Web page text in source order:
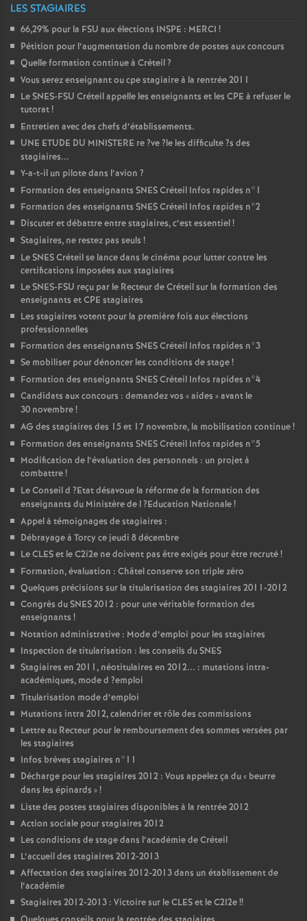
LES STAGIAIRES
66,29% pour la FSU aux élections INSPE : MERCI !
Pétition pour l’augmentation du nombre de postes aux concours
Quelle formation continue à Créteil?
Vous serez enseignant ou cpe stagiaire à la rentrée 2011
LeSNES-FSU Créteil appelle les enseignants et les CPE à refuser le
tutorat!
Entretien avec des chefs d’établissements.
UNE ETUDE DU MINISTERE re?ve?le les difficulte?s des
stagiaires...
Y-a-t-il un pilote dans l’avion ?
Formation des enseignants SNESCréteil Infos rapides n°1
Formation des enseignants SNESCréteil Infos rapides n°2
Discuter et débattre entre stagiaires, c’est essentiel!
Stagiaires, ne restez pas seuls !
LeSNESCréteil se lance dans le cinéma pour lutter contre les
certifications imposées aux stagiaires
LeSNES-FSU reçu par le Recteur de Créteil sur la formation des
enseignants etCPE stagiaires
Les stagiaires votent pour la première fois aux élections
professionnelles
Formation des enseignants SNESCréteil Infos rapides n°3
Se mobiliser pour dénoncer les conditions de stage!
Formation des enseignants SNESCréteil Infos rapides n°4
Candidats aux concours : demandez vos «aides » avant le
30 novembre!
AG des stagiaires des 15 et 17 novembre, la mobilisation continue!
Formation des enseignants SNESCréteil Infos rapides n°5
Modification de l’évaluation des personnels : un projet à
combattre!
Le Conseil d ?Etat désavoue la réforme de la formation des
enseignants du Ministère de l?Education Nationale!
Appel à témoignages de stagiaires :
Débrayage à Torcy ce jeudi 8 décembre
LeCLESet le C2i2e ne doivent pas être exigés pour être recruté!
Formation, évaluation : Châtel conserve son triple zéro
Quelques précisions sur la titularisation des stagiaires 2011-2012
Congrès duSNES2012 : pour une véritable formation des
enseignants !
Notation administrative : Mode d’emploi pour les stagiaires
Inspection de titularisation : les conseils duSNES
Stagiaires en 2011, néotitulaires en 2012... : mutations intra-
académiques, mode d ?emploi
Titularisation mode d’emploi
Mutations intra 2012, calendrier et rôle des commissions
Lettre au Recteur pour le remboursement des sommes versées par
les stagiaires
Infos brèves stagiaires n°11
Décharge pour les stagiaires 2012 : Vous appelez ça du « beurre
dans les épinards »!
Liste des postes stagiaires disponibles à la rentrée 2012
Action sociale pour stagiaires 2012
Les conditions de stage dans l’académie de Créteil
L’accueil des stagiaires 2012-2013
Affectation des stagiaires 2012-2013 dans un établissement de
l’académie
Stagiaires 2012-2013 : Victoire sur leCLESet le C2I2e!!